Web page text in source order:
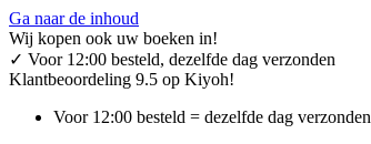
Ga naar de inhoud
Wij kopen ook uw boeken in!
✓ Voor 12:00 besteld, dezelfde dag verzonden
Klantbeoordeling 9.5 op Kiyoh!
Voor 12:00 besteld = dezelfde dag verzonden